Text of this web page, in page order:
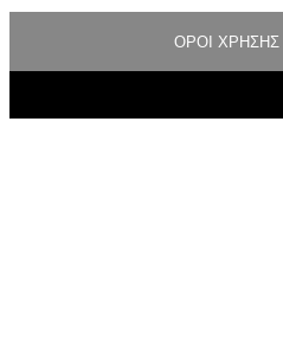
ΟΡΟΙ ΧΡΗΣΗΣ